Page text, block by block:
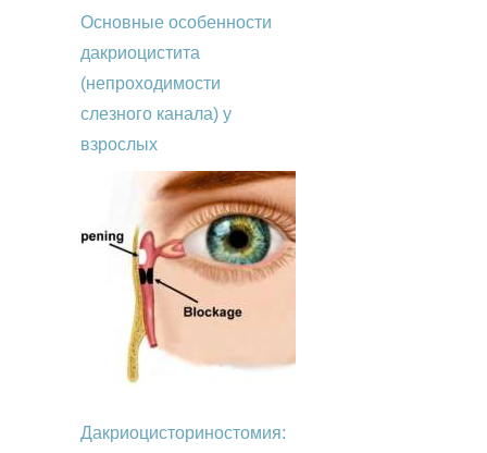
Основные особенности
дакриоцистита
(непроходимости
слезного канала) у
взрослых
Дакриоцисториностомия: